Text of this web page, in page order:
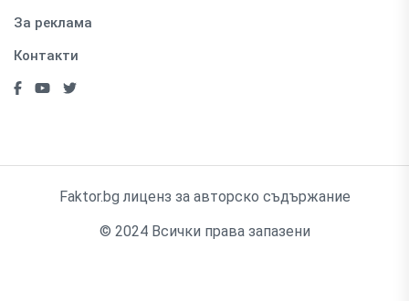
За реклама
Контакти
Faktor.bg лиценз за авторско съдържание
© 2024 Всички права запазени